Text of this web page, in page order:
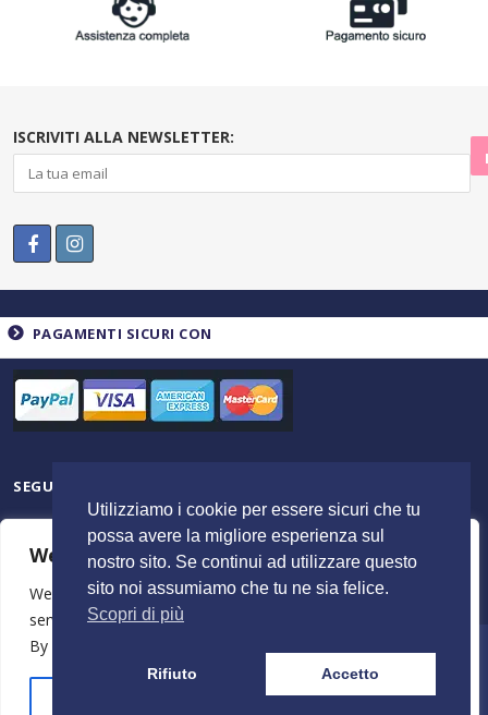
We value your privacy
We use cookies to enhance your browsing experience,
serve personalised ads or content, and analyse our traffic.
By clicking "Accept All", you consent to our use of cookies.
Reject All Accept All
ISCRIVITI ALLA NEWSLETTER:
PAGAMENTI SICURI CON
SEGUICI SU
© 2023 ItalyShoppers - P.I 02720720602 | Credit byMimosaBlu
Utilizziamo i cookie per essere sicuri che tu
possa avere la migliore esperienza sul
nostro sito. Se continui ad utilizzare questo
sito noi assumiamo che tu ne sia felice.
Scopri di più
Rifiuto Accetto